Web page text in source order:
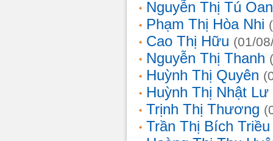
Nguyễn Thị Tú
Phạm Thị Hòa Nhi
Cao Thị Hữu (01/
Nguyễn Thị Thanh
Huỳnh Thị Quyên
Huỳnh Thị Nhật Lư
Trịnh Thị Thương
Trần Thị Bích Triều